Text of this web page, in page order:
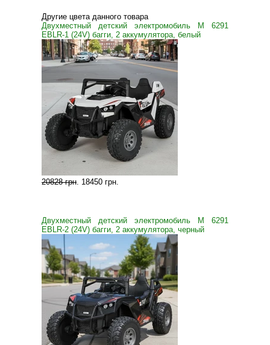
Другие цвета данного товара
Двухместный детский электромобиль M 6291
EBLR-1 (24V) багги, 2 аккумулятора, белый
20828 грн. 18450 грн.
Двухместный детский электромобиль M 6291
EBLR-2 (24V) багги, 2 аккумулятора, черный